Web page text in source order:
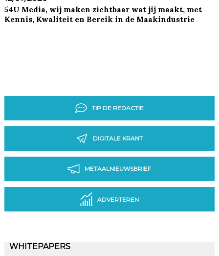
54U Media, wij maken zichtbaar wat jij maakt, met
Kennis, Kwaliteit en Bereik in de Maakindustrie
TIP DE REDACTIE
DIGITALE KRANT
METAALNIEUWSBRIEF
ADVERTEREN
WHITEPAPERS